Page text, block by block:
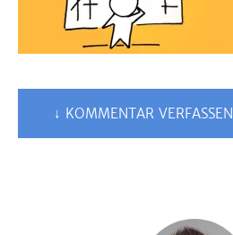
↓ KOMMENTAR VERFASSEN